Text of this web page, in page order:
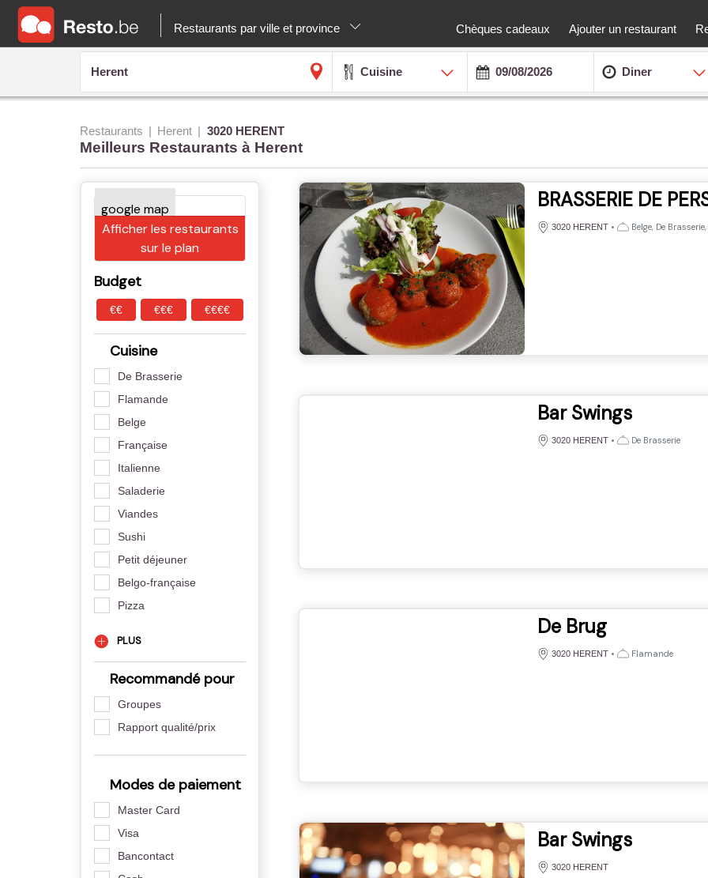
Restaurants par ville et province Chèques cadeaux Ajouter un restaurant
Cuisine Diner
Restaurants Herent 3020 HERENT
Meilleurs Restaurants à Herent
Afficher les restaurants
sur le plan
Budget
€€ €€€ €€€€
Cuisine
De Brasserie
Flamande
Belge
Française
Italienne
Saladerie
Viandes
Sushi
Petit déjeuner
Belgo-française
Pizza
PLUS
Recommandé pour
Groupes
Rapport qualité/prix
Modes de paiement
Master Card
Visa
Bancontact
BRASSERIE DE
3020 HERENT • Belge, De
Bar Swings
3020 HERENT • De Brasserie
De Brug
3020 HERENT • Flamande
Bar Swings
3020 HERENT